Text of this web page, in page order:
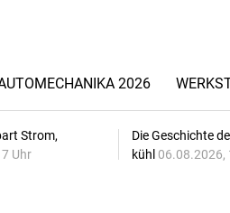
2026
Strom,
Uhr
Die Geschichte
kühl 06.08.2026,